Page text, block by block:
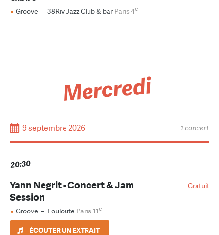
Groove – 38Riv Jazz Club & bar Paris 4e
Mercredi
9 septembre 2026 1 concert
20:30
Gratuit
Yann Negrit - Concert & Jam
Session
Groove – Louloute Paris 11e
ÉCOUTER UN EXTRAIT